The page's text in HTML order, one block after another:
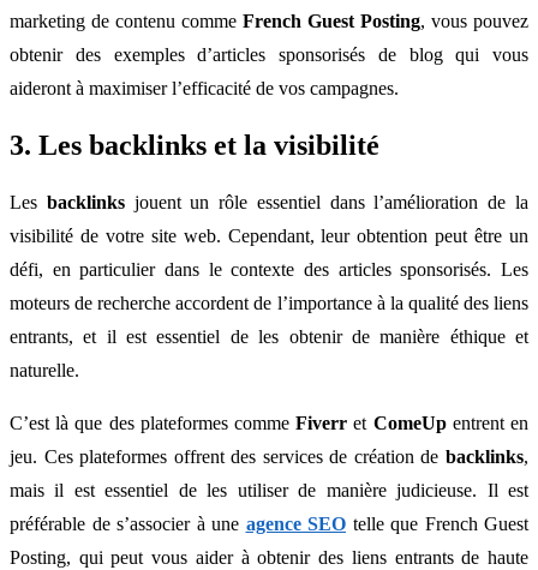
marketing de contenu comme French Guest Posting, vous pouvez
obtenir des exemples d’articles sponsorisés de blog qui vous
aideront à maximiser l’efficacité de vos campagnes.
3. Les backlinks et la visibilité
Les backlinksjouent un rôle essentiel dans l’amélioration de la
visibilité de votre site web. Cependant, leur obtention peut être un
défi, en particulier dans le contexte des articles sponsorisés. Les
moteurs de recherche accordent de l’importance à la qualité des liens
entrants, et il est essentiel de les obtenir de manière éthique et
naturelle.
C’est là que des plateformes commeFiverr et ComeUpentrent en
jeu. Ces plateformes offrent des services de création de backlinks,
mais il est essentiel de les utiliser de manière judicieuse. Il est
préférable de s’associer à une agence SEO telle que French Guest
Posting, qui peut vous aider à obtenir des liens entrants de haute